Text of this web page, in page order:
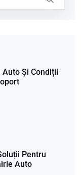
Și Condiții
Pentru
Auto